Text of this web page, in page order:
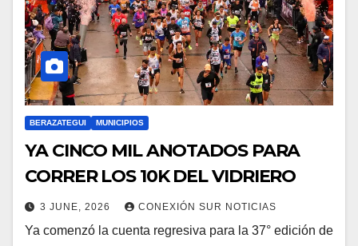
BERAZATEGUI MUNICIPIOS
YA CINCO MIL ANOTADOS PARA
CORRER LOS 10K DEL VIDRIERO
3 JUNE, 2026 CONEXIÓN SUR NOTICIAS
Ya comenzó la cuenta regresiva para la 37° edición de